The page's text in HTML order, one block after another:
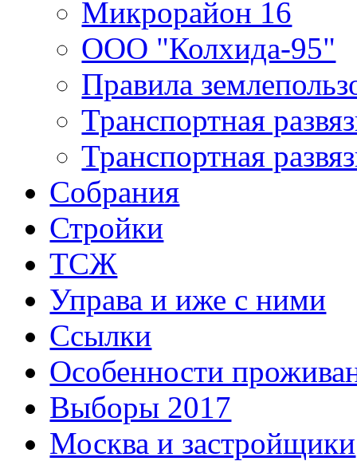
Микрорайон 16
ООО "Колхида-95"
Правила
Транспортная
Транспортная
Собрания
Стройки
ТСЖ
Управа и иже с ними
Ссылки
Особенности
Выборы 2017
Москва и застройщики